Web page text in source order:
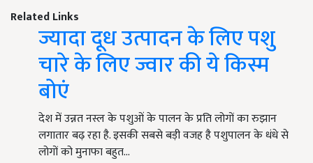
Related Links
ज्यादा दूध उत्पादन के लिए पशु
चारे के लिए ज्वार की ये किस्म
बोएं
देश में उन्नत नस्ल के पशुओं के पालन के प्रति लोगों का रुझान
लगातार बढ़ रहा है. इसकी सबसे बड़ी वजह है पशुपालन के धंधे से
लोगों को मुनाफा बहुत…